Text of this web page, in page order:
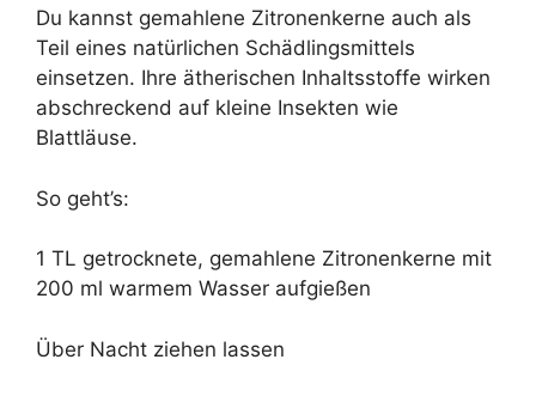
Du kannst gemahlene Zitronenkerne auch als
Teil eines natürlichen Schädlingsmittels
einsetzen. Ihre ätherischen Inhaltsstoffe wirken
abschreckend auf kleine Insekten wie
Blattläuse.
So geht’s:
1 TL getrocknete, gemahlene Zitronenkerne mit
200 ml warmem Wasser aufgießen
Über Nacht ziehen lassen